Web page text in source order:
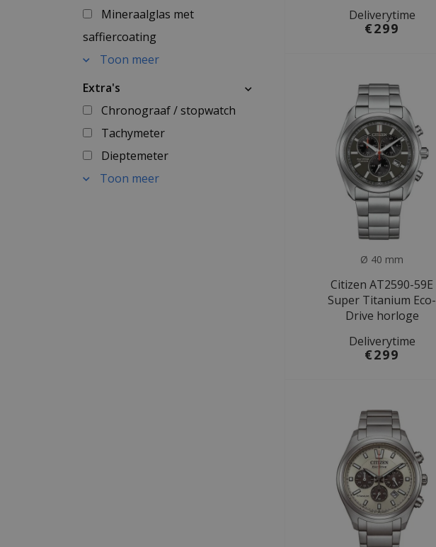
Mineraalglas met
saffiercoating
Toon meer
Extra's
Chronograaf / stopwatch
Tachymeter
Dieptemeter
Toon meer
Deliverytime
€299
Ø 40 mm
Citizen AT2590-59E
Super Titanium Eco-
Drive horloge
Deliverytime
€299